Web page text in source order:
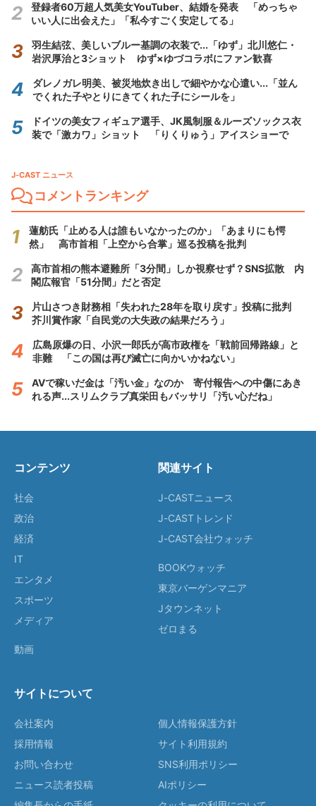
登録者60万超人気美女YouTuber、結婚を発表 「めっちゃ
いい人に出会えた」「私今すごく安定してる」
羽生結弦、美しいブルー基調の衣装で...「ゆず」北川悠仁・
岩沢厚治と3ショット ゆず×ゆづコラボにファン歓喜
ダレノガレ明美、被災地炊き出しで細やかな心遣い...「並ん
でくれた子やとりにきてくれた子にシールを」
ドイツの美女フィギュア選手、JK風制服＆ルーズソックス衣
装で「激カワ」ショット 「りくりゅう」アイスショーで
J-CAST ニュース
コメントランキング
蓮舫氏「止める人は誰もいなかったのか」「あまりにも愕
然」 高市首相「上空から合掌」巡る投稿を批判
高市首相の熊本避難所「3分間」しか視察せず？SNS拡散 内
閣広報官「51分間」だと否定
片山さつき財務相「失われた28年を取り戻す」投稿に批判
芥川賞作家「自民党の大失政の結果だろう」
広島原爆の日、小沢一郎氏が高市政権を「戦前回帰路線」と
非難 「この国は再び滅亡に向かいかねない」
AVで稼いだ金は「汚い金」なのか 寄付報告への中傷にあき
れる声...スリムクラブ真栄田もバッサリ「汚い心だね」
コンテンツ
社会
政治
経済
IT
エンタメ
スポーツ
メディア
動画
関連サイト
J-CASTニュース
J-CASTトレンド
J-CAST会社ウォッチ
BOOKウォッチ
東京バーゲンマニア
Jタウンネット
ゼロまる
サイトについて
会社案内
採用情報
お問い合わせ
ニュース読者投稿
個人情報保護方針
サイト利用規約
SNS利用ポリシー
AIポリシー